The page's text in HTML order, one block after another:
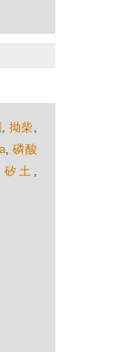
,拗柴,
,磷酸
矽土 ,